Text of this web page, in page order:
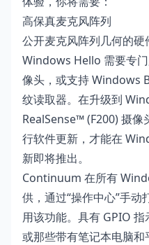
高保真麦克风阵列
公开麦克风阵列几何的硬
Windows Hello 需要专
像头，或支持 Windows
纹读取器。在升级到
RealSense™ (F200) 摄
行软件更新，才能在
新即将推出。
Continuum 在所有
供，通过“操作中心”手动
用该功能。具有 GPIO
或那些带有笔记本电脑